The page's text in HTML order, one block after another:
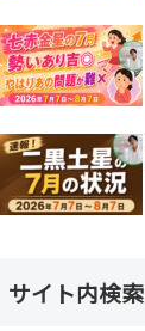
サイト内検索